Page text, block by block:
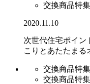
交換商品特
2020.11.10
次世代住宅ポイン
こりとあたたまる
交換商品特集
交換商品特